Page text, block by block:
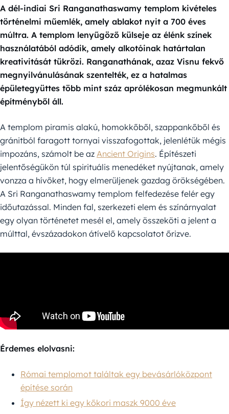
A dél-indiai Sri Ranganathaswamy templom kivételes
történelmi műemlék, amely ablakot nyit a 700 éves
múltra. A templom lenyűgöző külseje az élénk színek
használatából adódik, amely alkotóinak határtalan
kreativitását tükrözi. Ranganathának, azaz Visnu fekvő
megnyilvánulásának szentelték, ez a hatalmas
épületegyüttes több mint száz aprólékosan megmunkált
építményből áll.
A templom piramis alakú, homokkőből, szappankőből és
gránitból faragott tornyai visszafogottak, jelenlétük mégis
impozáns, számolt be az Ancient Origins. Építészeti
jelentőségükön túl spirituális menedéket nyújtanak, amely
vonzza a hívőket, hogy elmerüljenek gazdag örökségében.
A Sri Ranganathaswamy templom felfedezése felér egy
időutazással. Minden fal, szerkezeti elem és színárnyalat
egy olyan történetet mesél el, amely összeköti a jelent a
múlttal, évszázadokon átívelő kapcsolatot őrizve.
Érdemes elolvasni:
Római templomot találtak egy bevásárlóközpont
építése során
Így nézett ki egy kőkori maszk 9000 éve